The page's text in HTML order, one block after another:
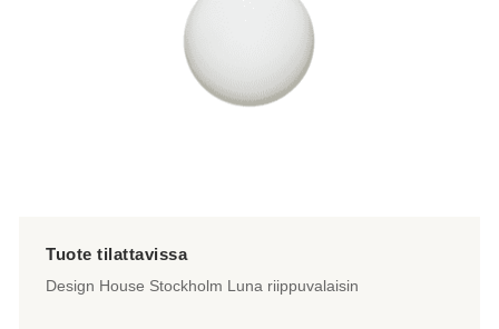
Design House Stockholm Luna riippuvalaisin